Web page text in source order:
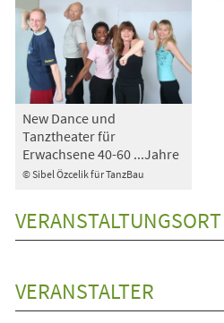
© Sibel Özcelik für TanzBau
New Dance und
Tanztheater für
Erwachsene 40-60 ...Jahre
VERANSTALTUNGSORT
VERANSTALTER